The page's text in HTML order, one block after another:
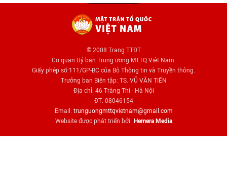
© 2008 Trang TTĐT
Cơ quan Uỷ ban Trung ương MTTQ Việt Nam.
Giấy phép số:111/GP-BC của Bộ Thông tin và Truyền thông.
Trưởng ban Biên tập: TS. VŨ VĂN TIẾN
Địa chỉ: 46 Tràng Thi - Hà Nội
ĐT: 08046154
Email: trunguongmttqvietnam@gmail.com
Website được phát triển bởi
Hemera Media